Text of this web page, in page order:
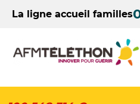
contenuLa ligne accueil familles